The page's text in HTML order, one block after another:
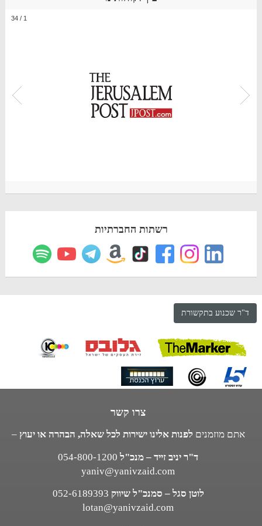
1
/
34
רשתות החברתיות
ד"ר שכנוע בתקשורת
צרו קשר
אתם מוזמנים לפנות אלינו ישירות לכל שאלה, הבהרה או יעוץ –
ד"ר יניב זייד – מנכ"ל 054-800-1200
yaniv@yanivzaid.com
לוטן סגל – סמנכ"ל שיווק 052-6189393
lotan@yanivzaid.com